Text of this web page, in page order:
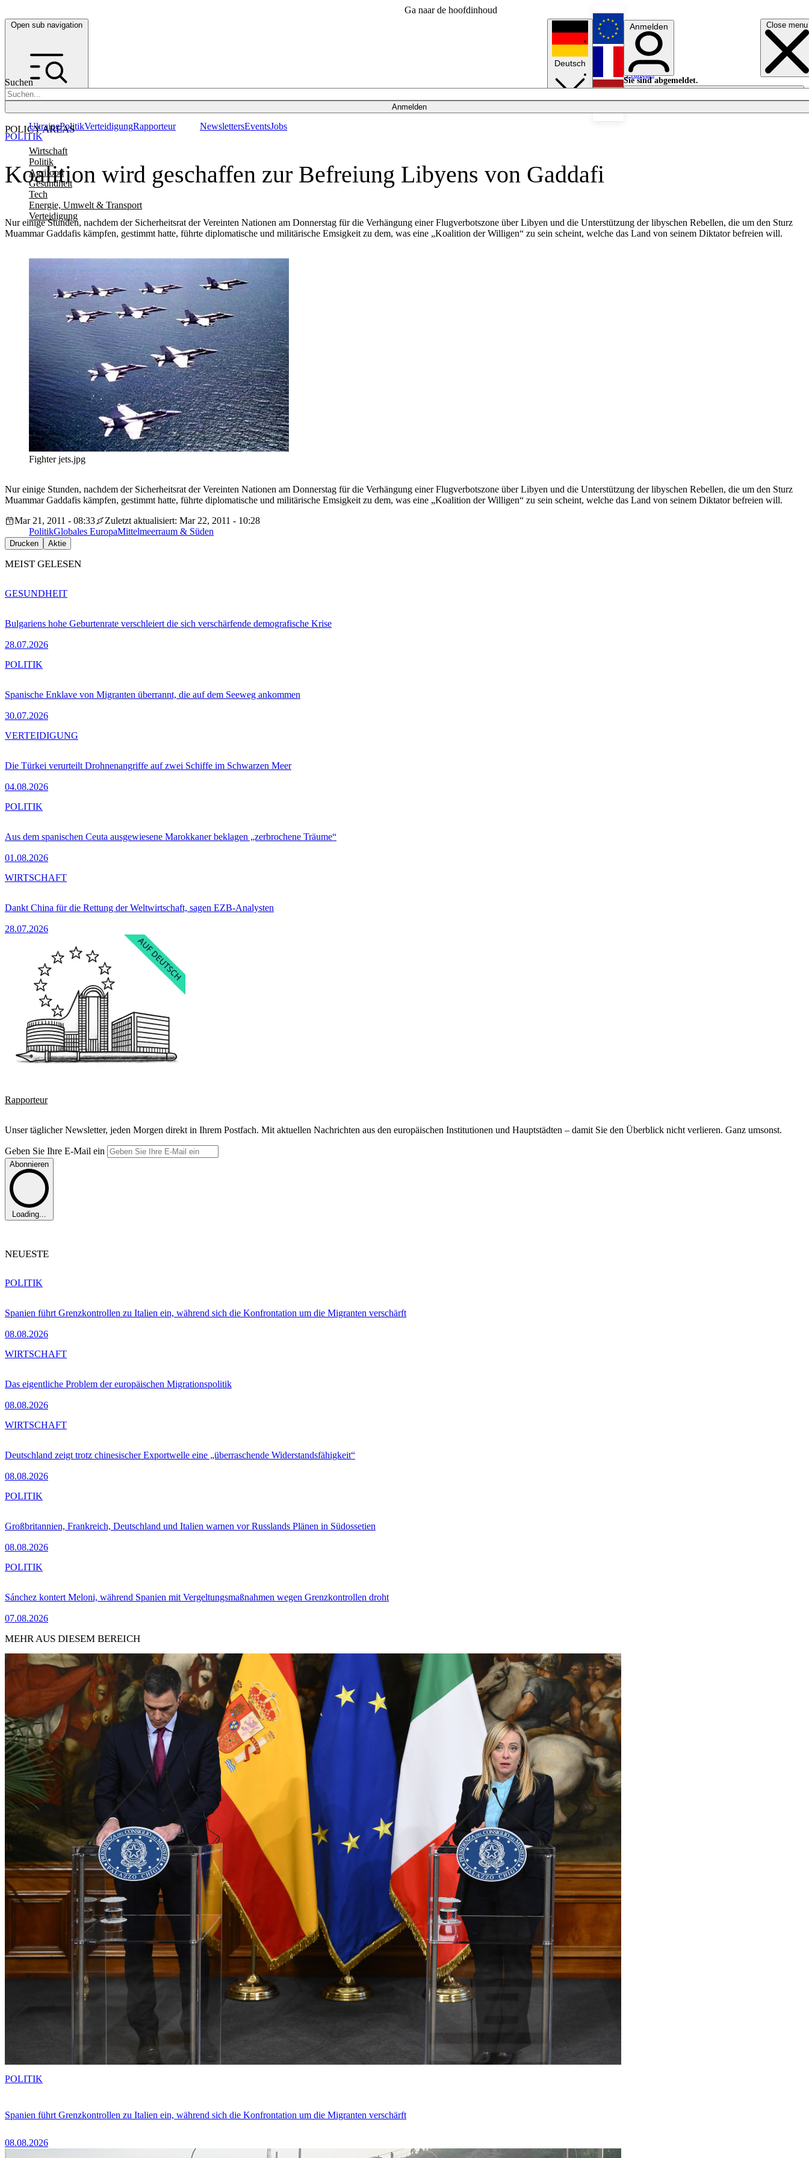
Ga naar de hoofdinhoud
Open sub navigation Close menu
Suchen
Anmelden
POLICY AREAS
Wirtschaft
Politik
Agrifood
Gesundheit
Tech
Energie, Umwelt & Transport
Verteidigung
UkrainePolitikVerteidigungRapporteur NewslettersEventsJobs
Deutsch
English
Français
Anmelden
Sie sind abgemeldet.
Anmelden
Licht aus
Koalition wird geschaffen zur Befreiung Libyens von Gaddafi
Nur einige Stunden, nachdem der Sicherheitsrat der Vereinten Nationen am Donnerstag für die Verhängung einer Flugverbotszone über Libyen und die Unterstützung der libyschen Rebellen, die um den Sturz
Muammar Gaddafis kämpfen, gestimmt hatte, führte diplomatische und militärische Emsigkeit zu dem, was eine „Koalition der Willigen“ zu sein scheint, welche das Land von seinem Diktator befreien will.
POLITIK
Fighter jets.jpg
Nur einige Stunden, nachdem der Sicherheitsrat der Vereinten Nationen am Donnerstag für die Verhängung einer Flugverbotszone über Libyen und die Unterstützung der libyschen Rebellen, die um den Sturz
Muammar Gaddafis kämpfen, gestimmt hatte, führte diplomatische und militärische Emsigkeit zu dem, was eine „Koalition der Willigen“ zu sein scheint, welche das Land von seinem Diktator befreien will.
Mar 21, 2011 - 08:33
Zuletzt aktualisiert: Mar 22, 2011 - 10:28
PolitikGlobales EuropaMittelmeerraum & Süden
Drucken Aktie
MEIST GELESEN
Bulgariens hohe Geburtenrate verschleiert die sich verschärfende demografische Krise
28.07.2026
GESUNDHEIT
Spanische Enklave von Migranten überrannt, die auf dem Seeweg ankommen
30.07.2026
POLITIK
Die Türkei verurteilt Drohnenangriffe auf zwei Schiffe im Schwarzen Meer
04.08.2026
VERTEIDIGUNG
Aus dem spanischen Ceuta ausgewiesene Marokkaner beklagen „zerbrochene Träume“
01.08.2026
POLITIK
Dankt China für die Rettung der Weltwirtschaft, sagen EZB-Analysten
28.07.2026
WIRTSCHAFT
Rapporteur
Unser täglicher Newsletter, jeden Morgen direkt in Ihrem Postfach. Mit aktuellen Nachrichten aus den europäischen Institutionen und Hauptstädten – damit Sie den Überblick nicht verlieren. Ganz umsonst.
Geben Sie Ihre E-Mail ein
Abonnieren
Loading...
NEUESTE
Spanien führt Grenzkontrollen zu Italien ein, während sich die Konfrontation um die Migranten verschärft
08.08.2026
POLITIK
Das eigentliche Problem der europäischen Migrationspolitik
08.08.2026
WIRTSCHAFT
Deutschland zeigt trotz chinesischer Exportwelle eine „überraschende Widerstandsfähigkeit“
08.08.2026
WIRTSCHAFT
Großbritannien, Frankreich, Deutschland und Italien warnen vor Russlands Plänen in Südossetien
08.08.2026
POLITIK
Sánchez kontert Meloni, während Spanien mit Vergeltungsmaßnahmen wegen Grenzkontrollen droht
07.08.2026
POLITIK
MEHR AUS DIESEM BEREICH
Spanien führt Grenzkontrollen zu Italien ein, während sich die Konfrontation um die Migranten verschärft
08.08.2026
POLITIK